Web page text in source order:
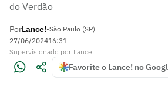
do Verdão
PorLance!•São Paulo (SP)
27/06/202416:31
Supervisionado por Lance!
Favorite o Lance! no